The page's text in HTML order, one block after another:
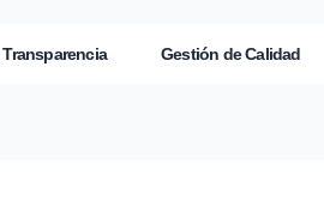
Gestión de Calidad